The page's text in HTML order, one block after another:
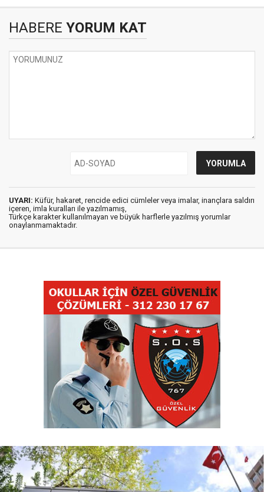
HABERE YORUM KAT
UYARI: Küfür, hakaret, rencide edici cümleler veya imalar, inançlara saldırı
içeren, imla kuralları ile yazılmamış,
Türkçe karakter kullanılmayan ve büyük harflerle yazılmış yorumlar
onaylanmamaktadır.